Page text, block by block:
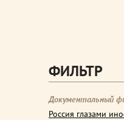
ФИЛЬТР
Документальный
Россия глазами